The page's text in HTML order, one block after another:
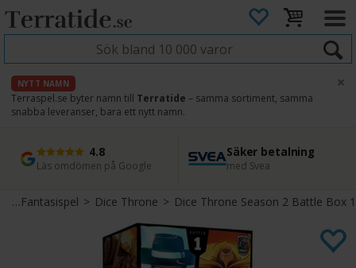
NYTT NAMN
Terraspel.se byter namn till Terratide – samma sortiment, samma
snabba leveranser, bara ett nytt namn.
×
4.8
Läs omdömen på Google
Säker betalning
med Svea
Snabb leverans
Direkt från lager
45 dagars ångerrätt
Enkel retur
>Fantasispel> Dice Throne> Dice Throne Season 2 Battle Box 1